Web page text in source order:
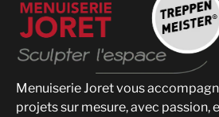
Menuiserie Joret vous
projets sur mesure, avec passion,